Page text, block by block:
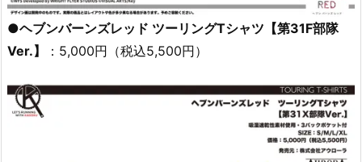
●ヘブンバーンズレッド ツーリングTシャツ【第31F部隊
Ver.】
：5,000円（税込5,500円）